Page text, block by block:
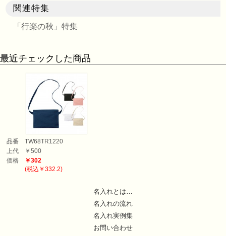
関連特集
「行楽の秋」特集
最近チェックした商品
品番
TW68TR1220
上代
￥500
価格
￥302
(税込￥332.2)
名入れとは…
名入れの流れ
名入れ実例集
お問い合わせ